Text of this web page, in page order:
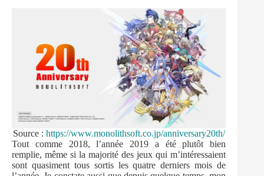
Source : https://www.monolithsoft.co.jp/anniversary20th/
Tout comme 2018, l’année 2019 a été plutôt bien
remplie, même si la majorité des jeux qui m’intéressaient
sont quasiment tous sortis les quatre derniers mois de